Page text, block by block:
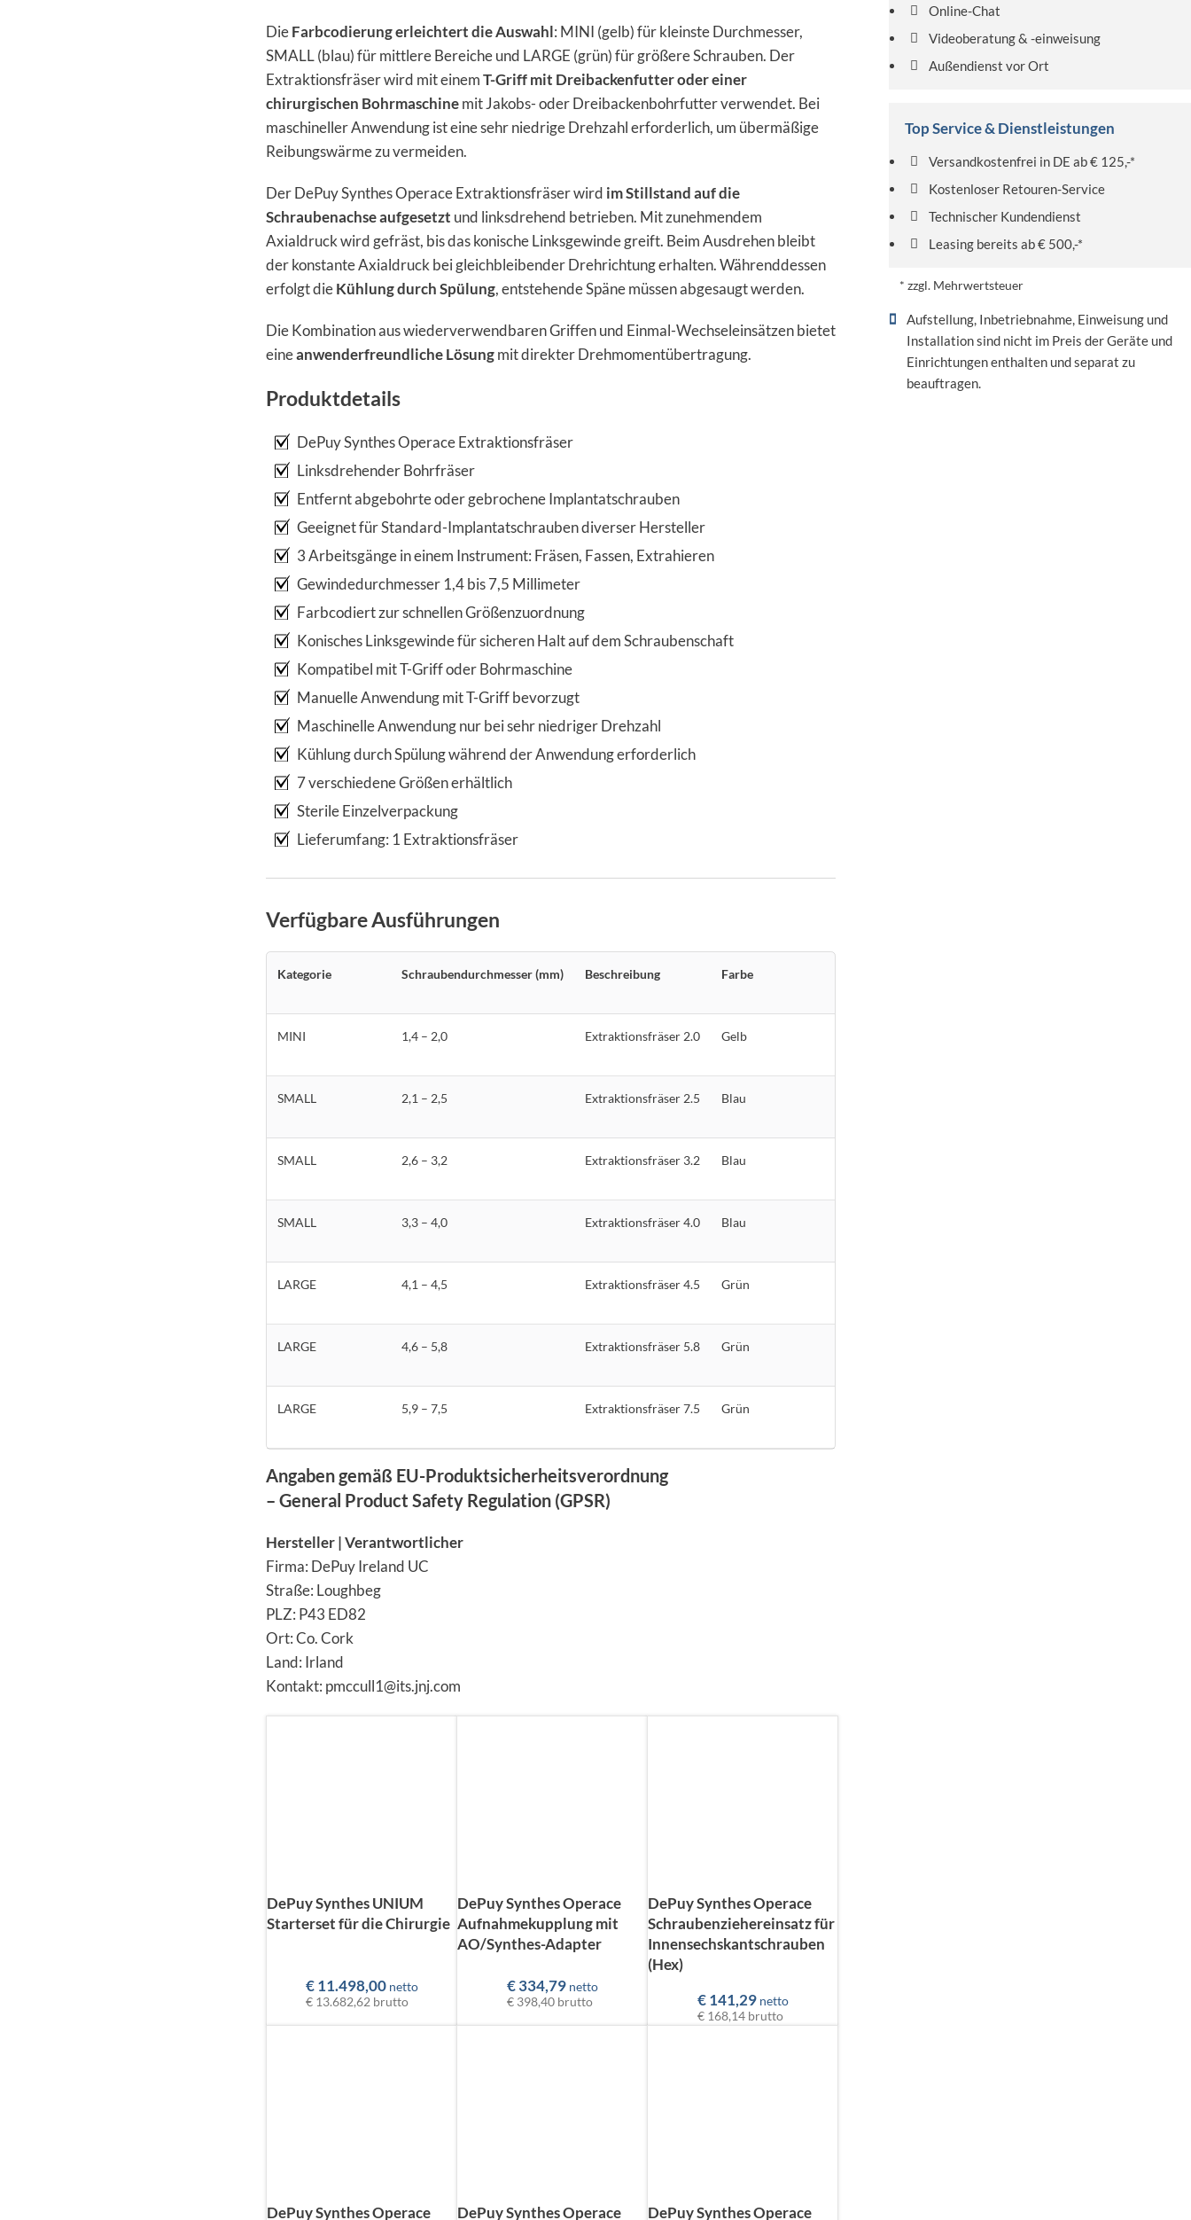
DieFarbcodierung erleichtert die Auswahl: MINI (gelb) für kleinste Durchmesser,
SMALL (blau) für mittlere Bereiche und LARGE (grün) für größere Schrauben. Der
Extraktionsfräser wird mit einemT-Griff mit Dreibackenfutter oder einer
chirurgischen Bohrmaschinemit Jakobs- oder Dreibackenbohrfutter verwendet. Bei
maschineller Anwendung ist eine sehr niedrige Drehzahl erforderlich, um übermäßige
Reibungswärme zu vermeiden.
Der DePuy Synthes Operace Extraktionsfräser wird im Stillstand auf die
Schraubenachse aufgesetzt und linksdrehend betrieben. Mit zunehmendem
Axialdruck wird gefräst, bis das konische Linksgewinde greift. Beim Ausdrehen bleibt
der konstante Axialdruck bei gleichbleibender Drehrichtung erhalten. Währenddessen
erfolgt dieKühlung durch Spülung, entstehende Späne müssen abgesaugt werden.
Die Kombination aus wiederverwendbaren Griffen und Einmal-Wechseleinsätzen bietet
eineanwenderfreundliche Lösungmit direkter Drehmomentübertragung.
Produktdetails
DePuy Synthes Operace Extraktionsfräser
Linksdrehender Bohrfräser
Entfernt abgebohrte oder gebrochene Implantatschrauben
Geeignet für Standard-Implantatschrauben diverser Hersteller
3 Arbeitsgänge in einem Instrument: Fräsen, Fassen, Extrahieren
Gewindedurchmesser 1,4 bis 7,5 Millimeter
Farbcodiert zur schnellen Größenzuordnung
Konisches Linksgewinde für sicheren Halt auf dem Schraubenschaft
Kompatibel mit T-Griff oder Bohrmaschine
Manuelle Anwendung mit T-Griff bevorzugt
Maschinelle Anwendung nur bei sehr niedriger Drehzahl
Kühlung durch Spülung während der Anwendung erforderlich
7 verschiedene Größen erhältlich
Sterile Einzelverpackung
Lieferumfang: 1 Extraktionsfräser
Verfügbare Ausführungen
Kategorie Schraubendurchmesser (mm) Beschreibung Farbe
MINI 1,4 – 2,0 Extraktionsfräser 2.0 Gelb
SMALL 2,1 – 2,5 Extraktionsfräser 2.5 Blau
SMALL 2,6 – 3,2 Extraktionsfräser 3.2 Blau
SMALL 3,3 – 4,0 Extraktionsfräser 4.0 Blau
LARGE 4,1 – 4,5 Extraktionsfräser 4.5 Grün
LARGE 4,6 – 5,8 Extraktionsfräser 5.8 Grün
LARGE 5,9 – 7,5 Extraktionsfräser 7.5 Grün
Angaben gemäß EU-Produktsicherheitsverordnung
– General Product Safety Regulation (GPSR)
Hersteller | Verantwortlicher
Firma: DePuy Ireland UC
Straße: Loughbeg
PLZ: P43 ED82
Ort: Co. Cork
Land: Irland
Kontakt: pmccull1@its.jnj.com
DePuy Synthes UNIUM
Starterset für die Chirurgie
€11.498,00 netto
€ 13.682,62 brutto
DePuy Synthes Operace
Aufnahmekupplung mit
AO/Synthes-Adapter
€334,79 netto
€ 398,40 brutto
DePuy Synthes Operace
Schraubenziehereinsatz für
Innensechskantschrauben
(Hex)
€141,29 netto
€ 168,14 brutto
DePuy Synthes Operace DePuy Synthes Operace DePuy Synthes Operace
Online-Chat
Videoberatung & -einweisung
Außendienst vor Ort
Top Service & Dienstleistungen
Versandkostenfrei in DE ab € 125,-*
Kostenloser Retouren-Service
Technischer Kundendienst
Leasing bereits ab € 500,-*
* zzgl. Mehrwertsteuer
Aufstellung, Inbetriebnahme, Einweisung und
Installation sind nicht im Preis der Geräte und
Einrichtungen enthalten und separat zu
beauftragen.